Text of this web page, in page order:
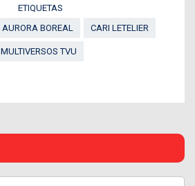
ETIQUETAS
AURORA BOREAL CARI LETELIER
MULTIVERSOS TVU